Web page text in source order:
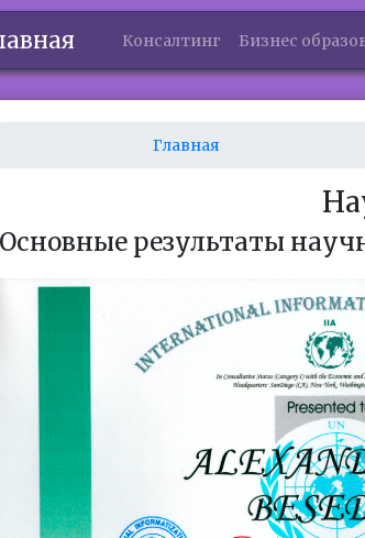
Консалтинг Бизнес
Главная
Основные результаты